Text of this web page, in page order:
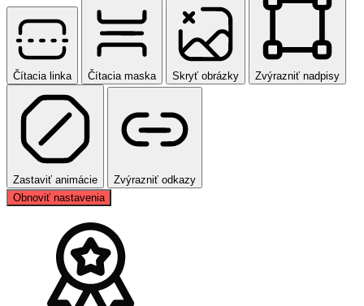
Čítacia linka Čítacia maska Skryť obrázky Zvýrazniť nadpisy
Zastaviť animácie
Zvýrazniť odkazy
Obnoviť nastavenia